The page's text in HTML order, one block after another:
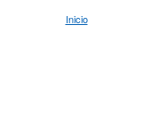
Inicio